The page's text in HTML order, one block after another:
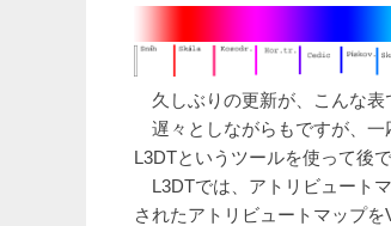
久しぶりの更新が、こんな表
遅々としながらもですが、一
L3DTというツールを使って後
L3DTでは、アトリビュート
されたアトリビュートマップ